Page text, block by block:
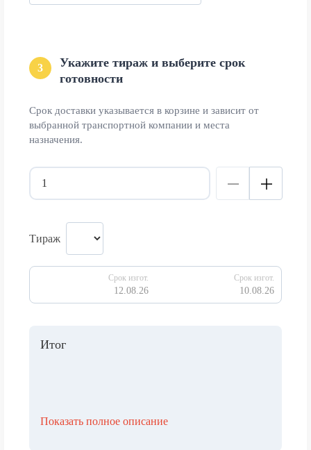
3
Укажите тираж и выберите срок
готовности
Срок доставки указывается в корзине и зависит от
выбранной транспортной компании и места
назначения.
Тираж
Срок изгот.
12.08.26
Срок изгот.
10.08.26
Итог
Показать полное описание